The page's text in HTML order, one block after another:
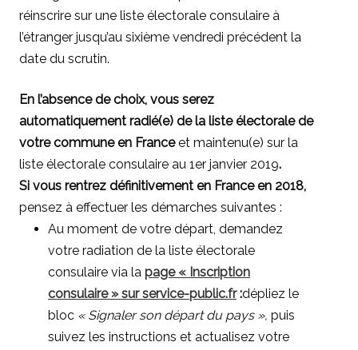
réinscrire sur une liste électorale consulaire à
l’étranger jusqu’au sixième vendredi précédent la
date du scrutin.
En l’absence de choix, vous serez
automatiquement radié(e) de la liste électorale de
votre commune en Franceet maintenu(e) sur la
liste électorale consulaire au 1er janvier 2019.
Si vous rentrez définitivement en France en 2018,
pensez à effectuer les démarches suivantes :
Au moment de votre départ, demandez
votre radiation de la liste électorale
consulaire via la page « Inscription
consulaire » sur service-public.fr :dépliez le
bloc « Signaler son départ du pays », puis
suivez les instructions et actualisez votre